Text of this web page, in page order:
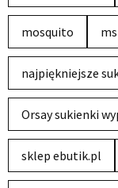
mosquito
najpiękniejsze
Orsay sukienki
sklep ebutik.pl